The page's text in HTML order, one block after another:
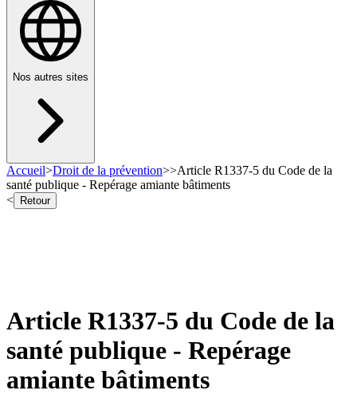
Nos autres sites
Accueil>Droit de la prévention>>Article R1337-5 du Code de la
santé publique - Repérage amiante bâtiments
<
Retour
Article R1337-5 du Code de la
santé publique - Repérage
amiante bâtiments